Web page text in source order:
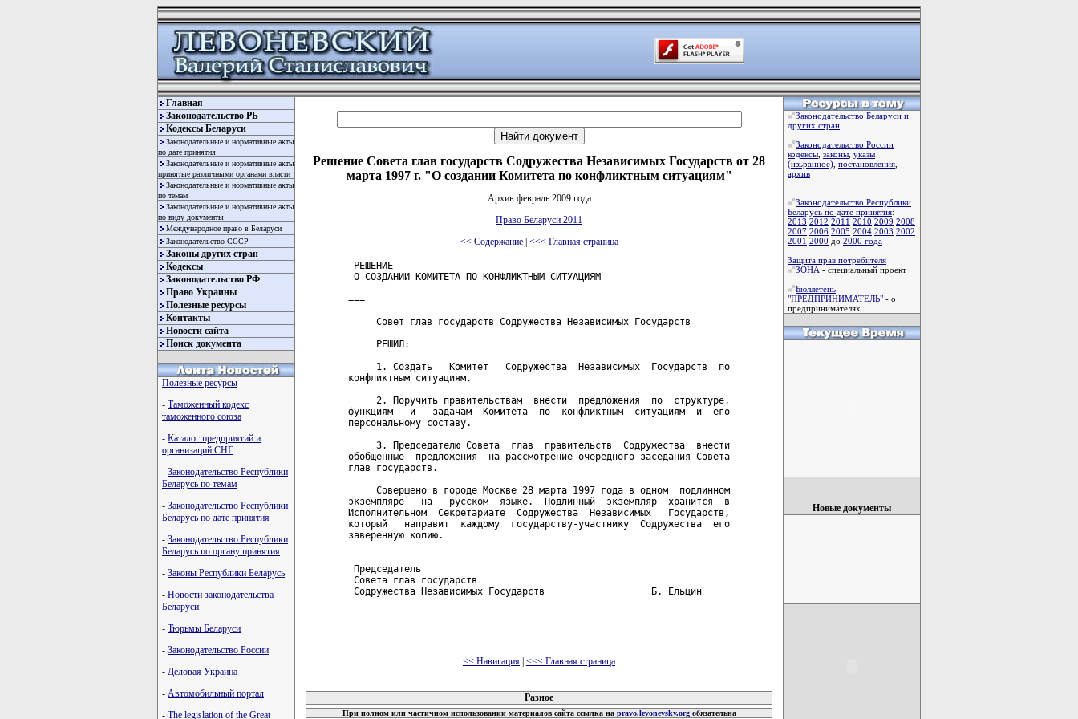
Главная
Законодательство РБ
Кодексы Беларуси
Законодательные и нормативные акты
по дате принятия
Законодательные и нормативные акты
принятые различными органами власти
Законодательные и нормативные акты
по темам
Законодательные и нормативные акты
по виду документы
Международное право в Беларуси
Законодательство СССР
Законы других стран
Кодексы
Законодательство РФ
Право Украины
Полезные ресурсы
Контакты
Новости сайта
Поиск документа
Полезные ресурсы
- Таможенный кодекс
таможенного союза
- Каталог предприятий и
организаций СНГ
- Законодательство Республики
Беларусь по темам
- Законодательство Республики
Беларусь по дате принятия
- Законодательство Республики
Беларусь по органу принятия
- Законы Республики Беларусь
- Новости законодательства
Беларуси
- Тюрьмы Беларуси
- Законодательство России
- Деловая Украина
- Автомобильный портал
- The legislation of the Great
Решение Совета глав государств Содружества Независимых Государств от 28
марта 1997 г. "О создании Комитета по конфликтным ситуациям"
Архив февраль 2009 года
Право Беларуси 2011
<< Содержание| <<< Главная страница
РЕШЕНИЕ
О СОЗДАНИИ КОМИТЕТА ПО КОНФЛИКТНЫМ СИТУАЦИЯМ
===
     Совет глав государств Содружества Независимых Государств
     РЕШИЛ:
     1. Создать   Комитет   Содружества  Независимых  Государств  по
конфликтным ситуациям.
     2. Поручить правительствам  внести  предложения  по  структуре,
функциям   и   задачам  Комитета  по  конфликтным  ситуациям  и  его
персональному составу.
     3. Председателю Совета  глав  правительств  Содружества  внести
обобщенные  предложения  на рассмотрение очередного заседания Совета
глав государств.
     Совершено в городе Москве 28 марта 1997 года в одном  подлинном
экземпляре   на   русском  языке.  Подлинный  экземпляр  хранится  в
Исполнительном  Секретариате  Содружества  Независимых   Государств,
который   направит  каждому  государству-участнику  Содружества  его
заверенную копию.
Председатель
Совета глав государств
Содружества Независимых Государств                   Б. Ельцин
<< Навигация <<< Главная страница
Разное
При полном или частичном использовании материалов сайта ссылка наpravo.levonevsky.orgобязательна
Законодательство Беларуси и
других стран
Законодательство России
кодексы законы указы
(изьранное) постановления
архив
Законодательство Республики
Беларусь по дате принятия:
2013 2012 2011 2010 2009 2008
2007 2006 2005 2004 2003 2002
2001 2000 до 2000 года
Защита прав потребителя
ЗОНА - специальный проект
Бюллетень
"ПРЕДПРИНИМАТЕЛЬ" - о
предпринимателях.
Новые документы